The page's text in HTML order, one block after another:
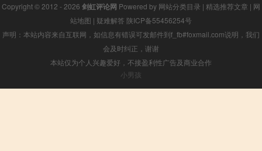
Copyright © 2012 - 2026 剑虹评论网 Powered by 网站分类目录 | 精选推荐文章 | 网
站地图 | 疑难解答 陕ICP备55456254号
声明：本站内容来自互联网，如信息有错误可发邮件到f_fb#foxmail.com说明，我们
会及时纠正，谢谢
本站仅为个人兴趣爱好，不接盈利性广告及商业合作
小男孩